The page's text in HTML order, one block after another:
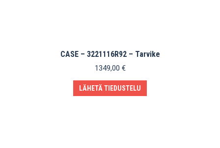
CASE – 3221116R92 – Tarvike
1349,00 €
LÄHETÄ TIEDUSTELU